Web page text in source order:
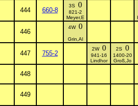
444 660-8
3S 0
821-2
Meyer,E
446
4W 0
Grin,Al
447 755-2
2W 0
941-16
Lindhor
2S 0
1400-20
Groß,Jo
448
449